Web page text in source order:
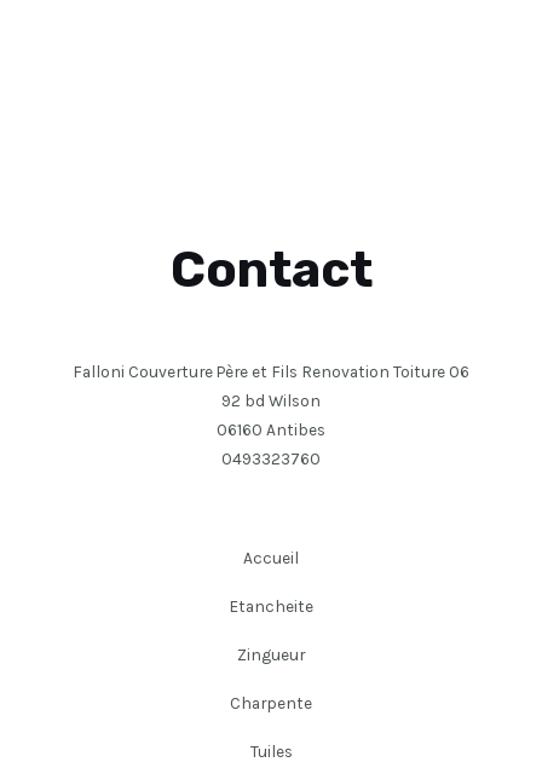
Contact
Falloni Couverture Père et Fils Renovation Toiture 06
92 bd Wilson
06160 Antibes
0493323760
Accueil
Etancheite
Zingueur
Charpente
Tuiles